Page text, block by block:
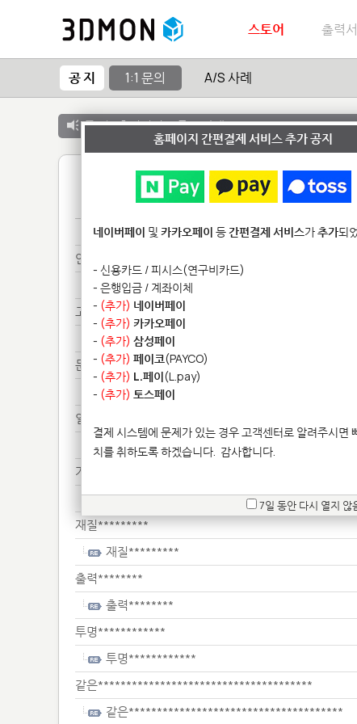
스토어 출력
공 지 1:1 문의 A/S 사례
공 지 :출력서비스 종료 안내
아 *************
안을**********************************
안을**********************************
고정***************************
고정***************************
문의*****
문의*****
일정***
일정***
가격*****************
가격*****************
재질*********
재질*********
출력********
출력********
투명************
투명************
같은**************************************
같은**************************************
홈페이지 간편결제 서비스 추가 공지
네이버페이 및 카카오페이 등간편결제 서비스가추가되
- 신용카드 / 피시스(연구비카드)
- 은행입금 / 계좌이체
- (추가) 네이버페이
- (추가) 카카오페이
- (추가) 삼성페이
- (추가) 페이코(PAYCO)
- (추가) L.페이(L.pay)
- (추가) 토스페이
결제 시스템에 문제가 있는 경우 고객센터로 알려주시면
치를 취하도록 하겠습니다. 감사합니다.
7일 동안 다시 열지 않